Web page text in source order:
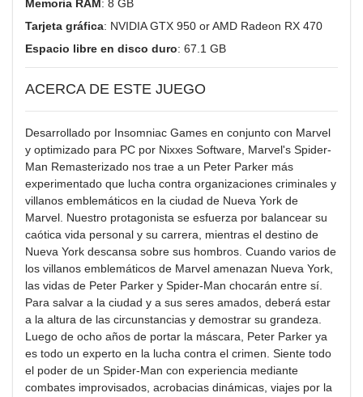
Memoria RAM : 8 GB
Tarjeta gráfica: NVIDIA GTX 950 or AMD Radeon RX 470
Espacio libre en disco duro: 67.1 GB
ACERCA DE ESTE JUEGO
Desarrollado por Insomniac Games en conjunto con Marvel
y optimizado para PC por Nixxes Software, Marvel's Spider-
Man Remasterizado nos trae a un Peter Parker más
experimentado que lucha contra organizaciones criminales y
villanos emblemáticos en la ciudad de Nueva York de
Marvel. Nuestro protagonista se esfuerza por balancear su
caótica vida personal y su carrera, mientras el destino de
Nueva York descansa sobre sus hombros. Cuando varios de
los villanos emblemáticos de Marvel amenazan Nueva York,
las vidas de Peter Parker y Spider-Man chocarán entre sí.
Para salvar a la ciudad y a sus seres amados, deberá estar
a la altura de las circunstancias y demostrar su grandeza.
Luego de ocho años de portar la máscara, Peter Parker ya
es todo un experto en la lucha contra el crimen. Siente todo
el poder de un Spider-Man con experiencia mediante
combates improvisados, acrobacias dinámicas, viajes por la